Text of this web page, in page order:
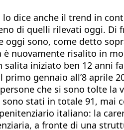
dice anche il trend in
di quelli rilevati oggi.
sono, come detto
nuovamente risalito in
iniziato ben 12 anni
primo gennaio all’8
che si sono tolte
stati in totale 91,
italiano: la
a fronte di una